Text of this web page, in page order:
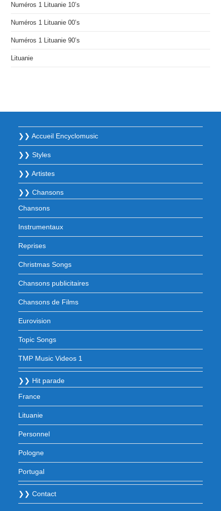
Numéros 1 Lituanie 10’s
Numéros 1 Lituanie 00’s
Numéros 1 Lituanie 90’s
Lituanie
❯❯ Accueil Encyclomusic
❯❯ Styles
❯❯ Artistes
❯❯ Chansons
Chansons
Instrumentaux
Reprises
Christmas Songs
Chansons publicitaires
Chansons de Films
Eurovision
Topic Songs
TMP Music Videos 1
❯❯ Hit parade
France
Lituanie
Personnel
Pologne
Portugal
❯❯ Contact